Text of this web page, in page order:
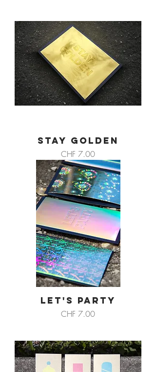
STAY GOLDEN
Preis
CHF 7.00
LET'S PARTY
Preis
CHF 7.00